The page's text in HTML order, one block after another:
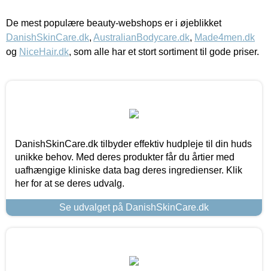
De mest populære beauty-webshops er i øjeblikket
DanishSkinCare.dk, AustralianBodycare.dk, Made4men.dk
og NiceHair.dk, som alle har et stort sortiment til gode priser.
DanishSkinCare.dk tilbyder effektiv hudpleje til din huds
unikke behov. Med deres produkter får du årtier med
uafhængige kliniske data bag deres ingredienser. Klik
her for at se deres udvalg.
Se udvalget på DanishSkinCare.dk